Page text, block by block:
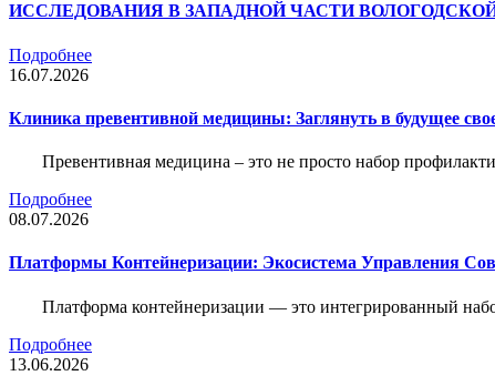
ИССЛЕДОВАНИЯ В ЗАПАДНОЙ ЧАСТИ
Подробнее
16.07.2026
Клиника превентивной медицины: Заглянуть в будущее
Превентивная медицина – это не просто набор
Подробнее
08.07.2026
Платформы Контейнеризации: Экосистема Управления
Платформа контейнеризации — это интегрированный
Подробнее
13.06.2026